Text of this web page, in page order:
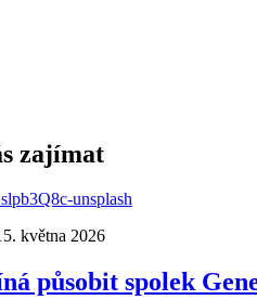
zajímat
května 2026
působit spolek